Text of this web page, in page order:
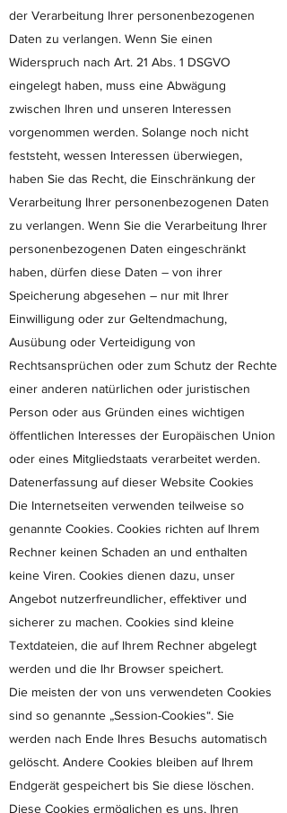
der Verarbeitung Ihrer personenbezogenen
Daten zu verlangen. Wenn Sie einen
Widerspruch nach Art. 21 Abs. 1 DSGVO
eingelegt haben, muss eine Abwägung
zwischen Ihren und unseren Interessen
vorgenommen werden. Solange noch nicht
feststeht, wessen Interessen überwiegen,
haben Sie das Recht, die Einschränkung der
Verarbeitung Ihrer personenbezogenen Daten
zu verlangen. Wenn Sie die Verarbeitung Ihrer
personenbezogenen Daten eingeschränkt
haben, dürfen diese Daten – von ihrer
Speicherung abgesehen – nur mit Ihrer
Einwilligung oder zur Geltendmachung,
Ausübung oder Verteidigung von
Rechtsansprüchen oder zum Schutz der Rechte
einer anderen natürlichen oder juristischen
Person oder aus Gründen eines wichtigen
öffentlichen Interesses der Europäischen Union
oder eines Mitgliedstaats verarbeitet werden.
Datenerfassung auf dieser Website Cookies
Die Internetseiten verwenden teilweise so
genannte Cookies. Cookies richten auf Ihrem
Rechner keinen Schaden an und enthalten
keine Viren. Cookies dienen dazu, unser
Angebot nutzerfreundlicher, effektiver und
sicherer zu machen. Cookies sind kleine
Textdateien, die auf Ihrem Rechner abgelegt
werden und die Ihr Browser speichert.
Die meisten der von uns verwendeten Cookies
sind so genannte „Session-Cookies“. Sie
werden nach Ende Ihres Besuchs automatisch
gelöscht. Andere Cookies bleiben auf Ihrem
Endgerät gespeichert bis Sie diese löschen.
Diese Cookies ermöglichen es uns, Ihren